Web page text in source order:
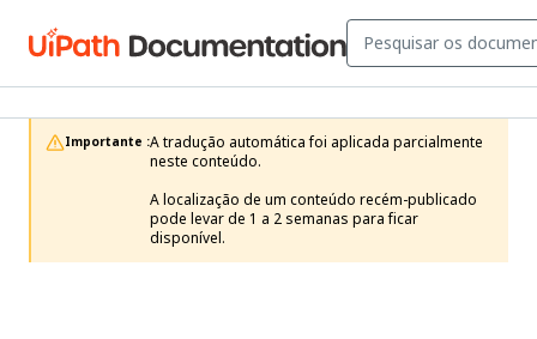
Importante :A tradução automática foi aplicada parcialmente
neste conteúdo.
A localização de um conteúdo recém-publicado
pode levar de 1 a 2 semanas para ficar
disponível.